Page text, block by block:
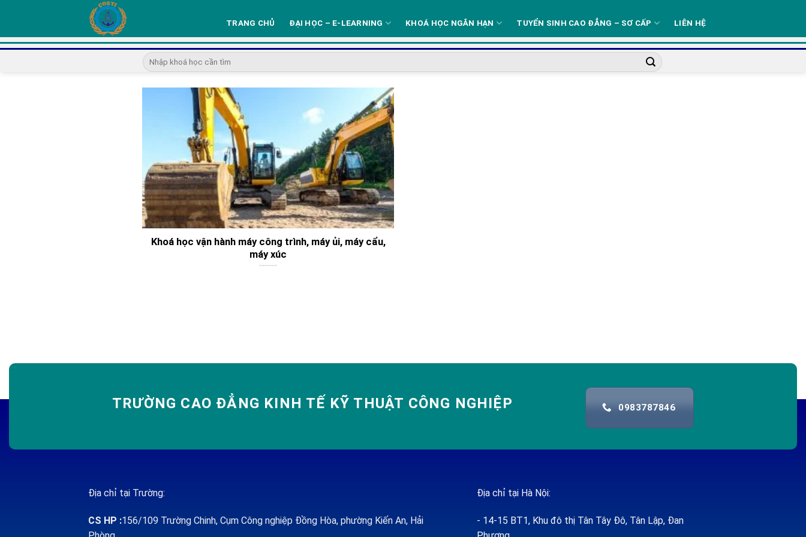
content
TRANG CHỦ ĐẠI HỌC – E-LEARNING KHOÁ HỌC NGẮN HẠN TUYỂN SINH CAO ĐẲNG – SƠ CẤP LIÊN HỆ
Khoá học vận hành máy công trình, máy ủi, máy cẩu,
máy xúc
TRƯỜNG CAO ĐẲNG KINH TẾ KỸ THUẬT CÔNG NGHIỆP 0983787846
Địa chỉ tại Trường:
CS HP :156/109 Trường Chinh, Cụm Công nghiệp Đồng Hòa, phường Kiến An, Hải
Địa chỉ tại Hà Nội:
- 14-15 BT1, Khu đô thị Tân Tây Đô, Tân Lập, Đan